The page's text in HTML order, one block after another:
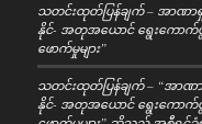
သတင်းထုတ်ပြန်ချက် – အာဏာရှ
နိုင်- အတုအယောင် ရွေးကောက်
ဖောက်မှုများ”
သတင်းထုတ်ပြန်ချက် – “အာဏာ
နိုင်- အတုအယောင် ရွေးကောက်